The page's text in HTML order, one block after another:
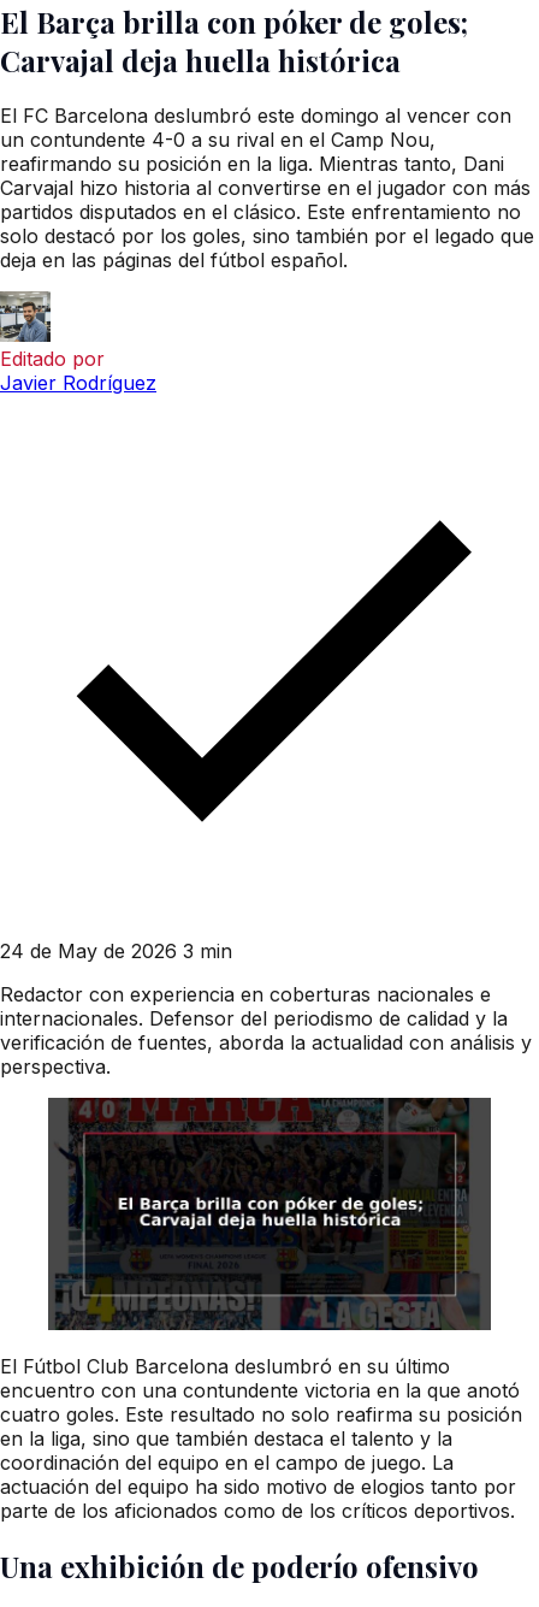
El Barça brilla con póker de goles;
Carvajal deja huella histórica
El FC Barcelona deslumbró este domingo al vencer con
un contundente 4-0 a su rival en el Camp Nou,
reafirmando su posición en la liga. Mientras tanto, Dani
Carvajal hizo historia al convertirse en el jugador con más
partidos disputados en el clásico. Este enfrentamiento no
solo destacó por los goles, sino también por el legado que
deja en las páginas del fútbol español.
Editado por
Javier Rodríguez
24 de May de 2026 3 min
Redactor con experiencia en coberturas nacionales e
internacionales. Defensor del periodismo de calidad y la
verificación de fuentes, aborda la actualidad con análisis y
perspectiva.
El Fútbol Club Barcelona deslumbró en su último
encuentro con una contundente victoria en la que anotó
cuatro goles. Este resultado no solo reafirma su posición
en la liga, sino que también destaca el talento y la
coordinación del equipo en el campo de juego. La
actuación del equipo ha sido motivo de elogios tanto por
parte de los aficionados como de los críticos deportivos.
Una exhibición de poderío ofensivo